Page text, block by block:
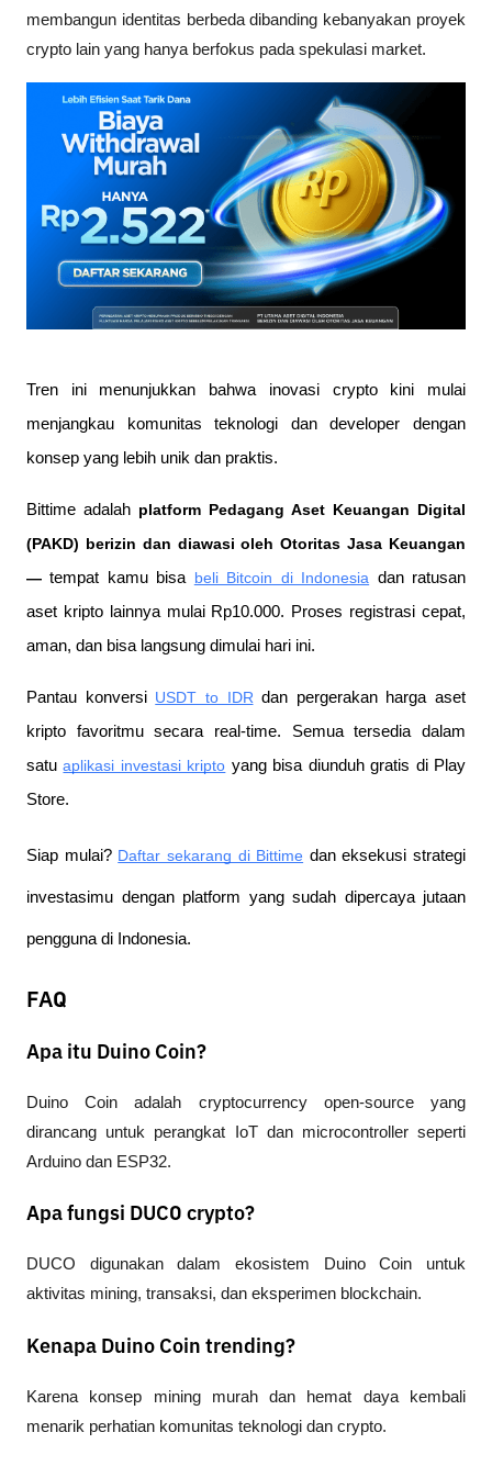
membangun identitas berbeda dibanding kebanyakan proyek
crypto lain yang hanya berfokus pada spekulasi market.
Tren ini menunjukkan bahwa inovasi crypto kini mulai
menjangkau komunitas teknologi dan developer dengan
konsep yang lebih unik dan praktis.
Bittime adalah platform Pedagang Aset Keuangan Digital
(PAKD) berizin dan diawasi oleh Otoritas Jasa Keuangan
— tempat kamu bisa beli Bitcoin di Indonesia dan ratusan
aset kripto lainnya mulai Rp10.000. Proses registrasi cepat,
aman, dan bisa langsung dimulai hari ini.
Pantau konversi USDT to IDR dan pergerakan harga aset
kripto favoritmu secara real-time. Semua tersedia dalam
satu aplikasi investasi kripto yang bisa diunduh gratis di Play
Store.
Siap mulai? Daftar sekarang di Bittime dan eksekusi strategi
investasimu dengan platform yang sudah dipercaya jutaan
pengguna di Indonesia.
FAQ
Apa itu Duino Coin?
Duino Coin adalah cryptocurrency open-source yang
dirancang untuk perangkat IoT dan microcontroller seperti
Arduino dan ESP32.
Apa fungsi DUCO crypto?
DUCO digunakan dalam ekosistem Duino Coin untuk
aktivitas mining, transaksi, dan eksperimen blockchain.
Kenapa Duino Coin trending?
Karena konsep mining murah dan hemat daya kembali
menarik perhatian komunitas teknologi dan crypto.